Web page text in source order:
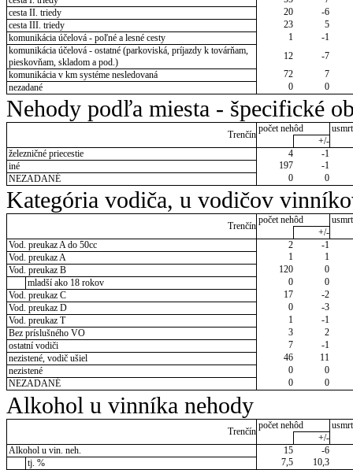
cesta II. triedy
20
-6
cesta III. triedy
23
5
komunikácia účelová - poľné a lesné cesty
1
-1
komunikácia účelová - ostatné (parkoviská, príjazdy k továrňam,
pieskovňam, skladom a pod.)
12
-7
komunikácia v km systéme nesledovaná
72
7
nezadané
0 0
Nehody podľa miesta - špecifické
Trenčín
počet nehôd
+/-
železničné priecestie
4
-1
iné
197
-1
NEZADANÉ
0 0
Kategória vodiča, u vodičov
Trenčín
počet nehôd
+/-
Vod. preukaz A do 50cc
2
-1
Vod. preukaz A
1
1
Vod. preukaz B
120
0
mladší ako 18 rokov
0
0
Vod. preukaz C
17
-2
Vod. preukaz D
0
-3
Vod. preukaz T
1
-1
Bez príslušného VO
3
2
ostatní vodiči
7
-1
nezistené, vodič ušiel
46
11
nezistené
0
0
NEZADANÉ
0 0
Alkohol u vinníka nehody
Trenčín
počet nehôd
+/-
Alkohol u vin. neh.
15
-6
tj. %
7,5 10,3